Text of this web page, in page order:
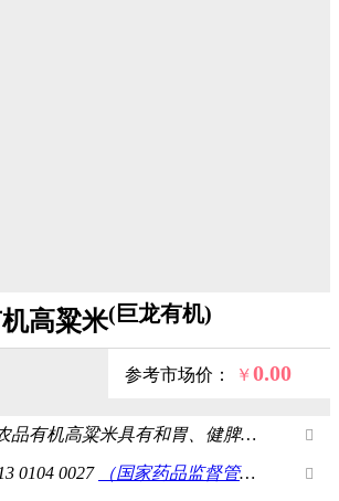
高粱米(巨龙有机)
参考市场价： ￥0.00
咨询客服，获取最新价
格 复制
谷绿农品有机高粱米具有和胃、健脾、消积、温中、涩肠胃、止霍乱的功效。 
0104 0027 （国家药品监督管理局） 